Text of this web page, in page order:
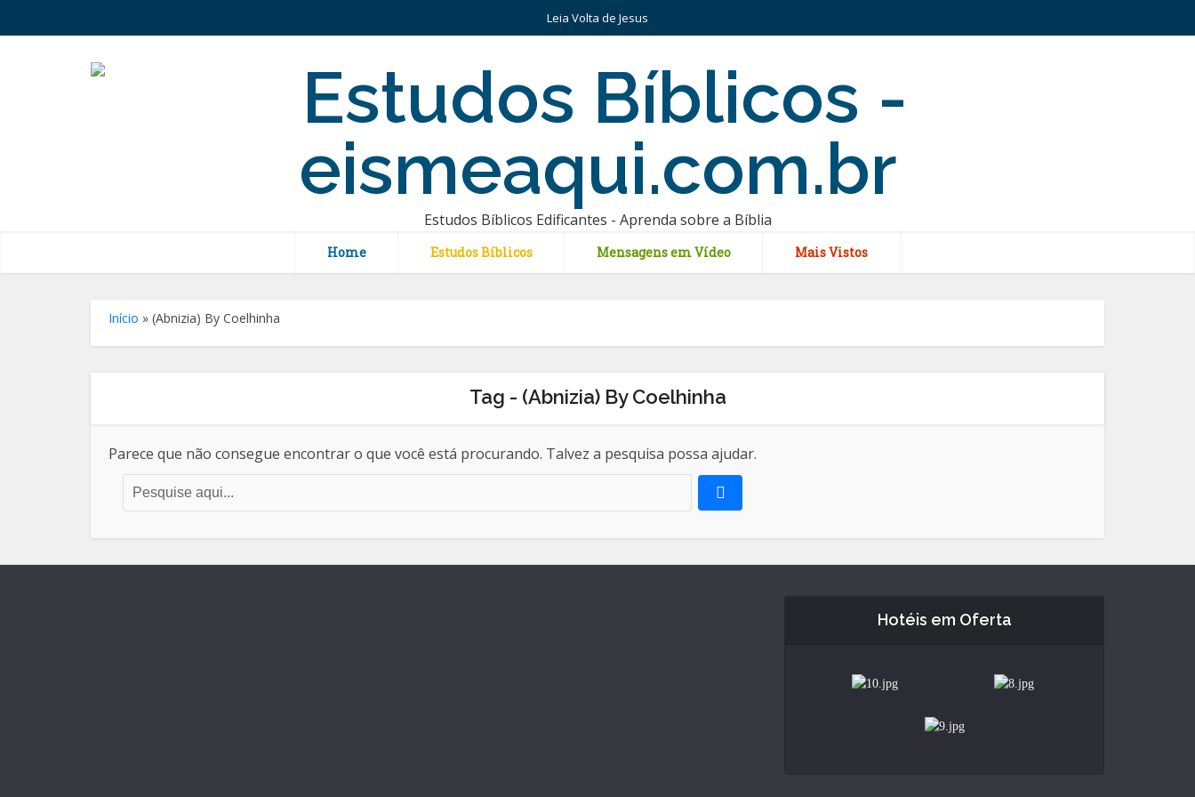
Leia Volta de Jesus
Estudos Bíblicos Edificantes - Aprenda sobre a Bíblia
Home Estudos Bíblicos Mensagens em Vídeo Mais Vistos
Início » (Abnizia) By Coelhinha
Tag - (Abnizia) By Coelhinha
Parece que não consegue encontrar o que você está procurando. Talvez a pesquisa possa ajudar.
Hotéis em Oferta